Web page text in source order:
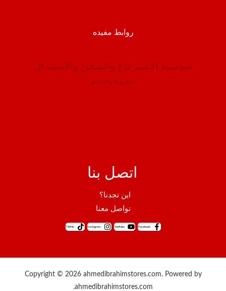
روابط مفيده
سياسيه الاسترجاع والشحن والاستبدال
الشروط والاحكام
اتصل بنا
اين تجدنا؟
تواصل معنا
Facebook
YouTube
Instagram
TikTok
Copyright © 2026 ahmedibrahimstores.com. Powered by
ahmedibrahimstores.com.